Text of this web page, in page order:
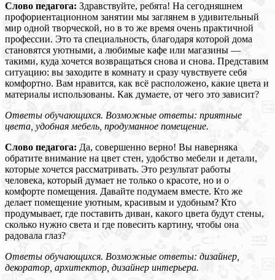
Слово педагога: Здравствуйте, ребята! На сегодняшнем
профориентационном занятии мы заглянем в удивительный
мир одной творческой, но в то же время очень практичной
профессии. Это та специальность, благодаря которой дома
становятся уютными, а любимые кафе или магазины —
такими, куда хочется возвращаться снова и снова. Представим
ситуацию: вы заходите в комнату и сразу чувствуете себя
комфортно. Вам нравится, как всё расположено, какие цвета и
материалы использованы. Как думаете, от чего это зависит?
Ответы обучающихся. Возможные ответы: приятные
цвета, удобная мебель, продуманное помещение.
Слово педагога: Да, совершенно верно! Вы наверняка
обратите внимание на цвет стен, удобство мебели и детали,
которые хочется рассматривать. Это результат работы
человека, который думает не только о красоте, но и о
комфорте помещения. Давайте подумаем вместе. Кто же
делает помещение уютным, красивым и удобным? Кто
продумывает, где поставить диван, какого цвета будут стены,
сколько нужно света и где повесить картину, чтобы она
радовала глаз?
Ответы обучающихся. Возможные ответы: дизайнер,
декоратор, архитектор, дизайнер интерьера.